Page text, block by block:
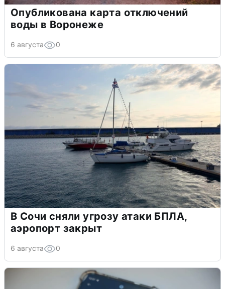
Опубликована карта отключений
воды в Воронеже
6 августа 0
В Сочи сняли угрозу атаки БПЛА,
аэропорт закрыт
6 августа 0